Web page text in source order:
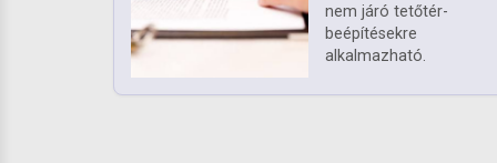
nem járó tetőtér-
beépítésekre
alkalmazható.